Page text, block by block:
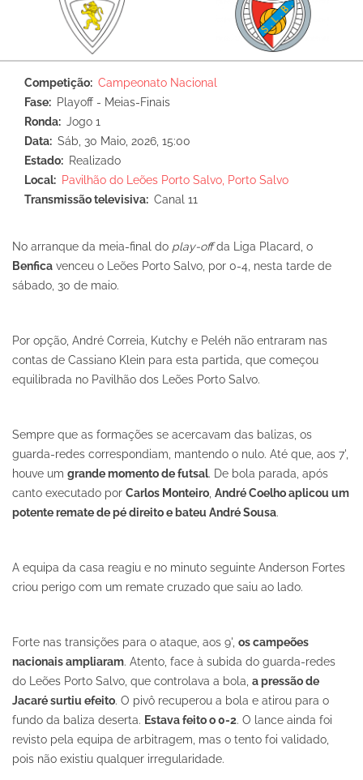
Competição
Campeonato Nacional
Fase
Playoff - Meias-Finais
Ronda
Jogo 1
Data
Sáb, 30 Maio, 2026, 15:00
Estado
Realizado
Local
Pavilhão do Leões Porto Salvo, Porto Salvo
Transmissão televisiva
Canal 11
No arranque da meia-final do play-offda Liga Placard, o
Benfica venceu o Leões Porto Salvo, por 0-4, nesta tarde de
sábado, 30 de maio.
Por opção, André Correia, Kutchy e Peléh não entraram nas
contas de Cassiano Klein para esta partida, que começou
equilibrada no Pavilhão dos Leões Porto Salvo.
Sempre que as formações se acercavam das balizas, os
guarda-redes correspondiam, mantendo o nulo. Até que, aos 7',
houve um grande momento de futsal. De bola parada, após
canto executado por Carlos Monteiro André Coelho aplicou um
potente remate de pé direito e bateu André Sousa.
A equipa da casa reagiu e no minuto seguinte Anderson Fortes
criou perigo com um remate cruzado que saiu ao lado.
Forte nas transições para o ataque, aos 9', os campeões
nacionais ampliaram. Atento, face à subida do guarda-redes
do Leões Porto Salvo, que controlava a bola, a pressão de
Jacaré surtiu efeito. O pivô recuperou a bola e atirou para o
fundo da baliza deserta. Estava feito o 0-2. O lance ainda foi
revisto pela equipa de arbitragem, mas o tento foi validado,
pois não existiu qualquer irregularidade.